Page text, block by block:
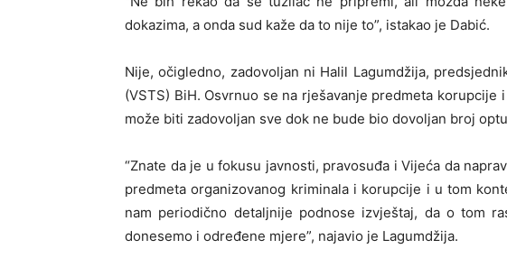
dokazima, a onda sud kaže da to nije to”, istakao je Dabić.
Nije, očigledno, zadovoljan ni Halil Lagumdžija,
(VSTS) BiH. Osvrnuo se na rješavanje predmeta korupcije
može biti zadovoljan sve dok ne bude bio dovoljan broj
“Znate da je u fokusu javnosti, pravosuđa i Vijeća da
predmeta organizovanog kriminala i korupcije i u tom
nam periodično detaljnije podnose izvještaj, da o tom
donesemo i određene mjere”, najavio je Lagumdžija.